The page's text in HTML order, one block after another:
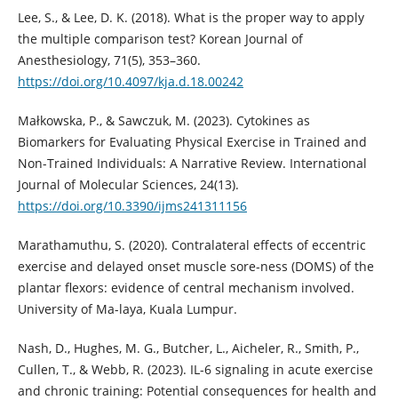
Lee, S., & Lee, D. K. (2018). What is the proper way to apply
the multiple comparison test? Korean Journal of
Anesthesiology, 71(5), 353–360.
https://doi.org/10.4097/kja.d.18.00242
Małkowska, P., & Sawczuk, M. (2023). Cytokines as
Biomarkers for Evaluating Physical Exercise in Trained and
Non-Trained Individuals: A Narrative Review. International
Journal of Molecular Sciences, 24(13).
https://doi.org/10.3390/ijms241311156
Marathamuthu, S. (2020). Contralateral effects of eccentric
exercise and delayed onset muscle sore-ness (DOMS) of the
plantar flexors: evidence of central mechanism involved.
University of Ma-laya, Kuala Lumpur.
Nash, D., Hughes, M. G., Butcher, L., Aicheler, R., Smith, P.,
Cullen, T., & Webb, R. (2023). IL-6 signaling in acute exercise
and chronic training: Potential consequences for health and